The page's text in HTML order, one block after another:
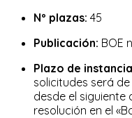
Nº plazas: 45
Publicación: BOE
Plazo de
solicitudes será
desde el siguiente
resolución en el